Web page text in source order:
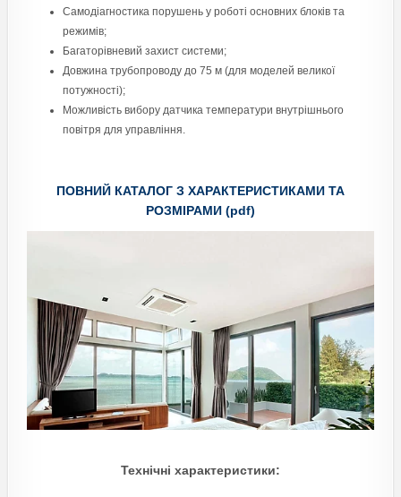
Самодіагностика порушень у роботі основних блоків та
режимів;
Багаторівневий захист системи;
Довжина трубопроводу до 75 м (для моделей великої
потужності);
Можливість вибору датчика температури внутрішнього
повітря для управління.
ПОВНИЙ КАТАЛОГ З ХАРАКТЕРИСТИКАМИ ТА
РОЗМІРАМИ (pdf)
Технічні характеристики: